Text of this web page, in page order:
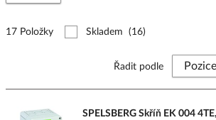
17 Položky Skladem (16)
Řadit podle
SPELSBERG Skříň EK 004